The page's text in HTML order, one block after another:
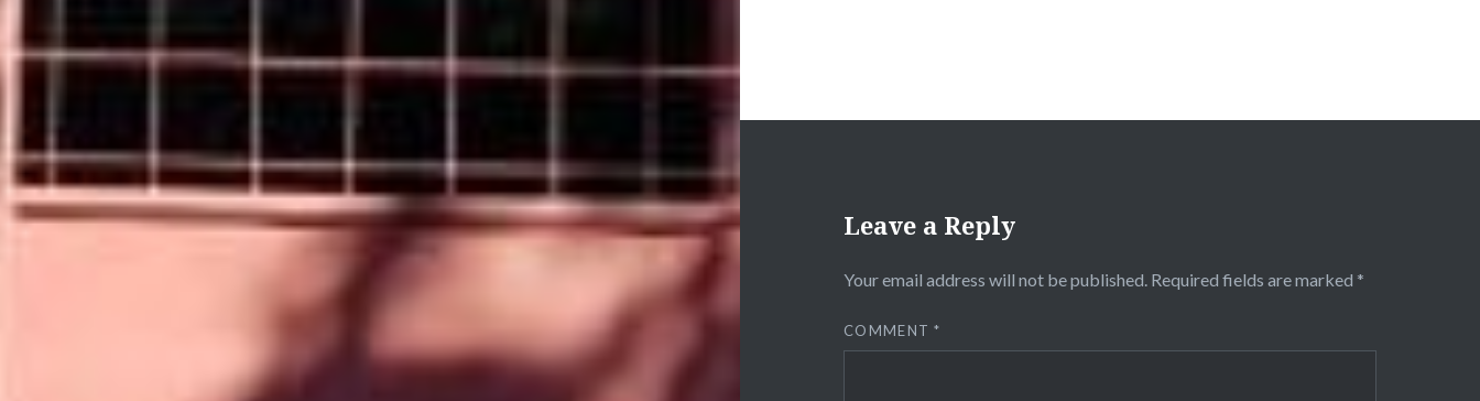
Leave a Reply
Your email address will not be published. Required fields are marked *
COMMENT*